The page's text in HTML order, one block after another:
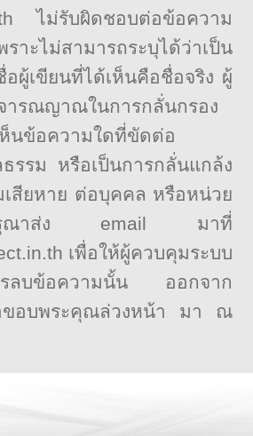
ไม่รับผิดชอบต่อข้อความ
ะไม่สามารถระบุได้ว่าเป็น
ผู้เขียนที่ได้เห็นคือชื่อจริง ผู้
ารณญาณในการกลั่นกรอง
นข้อความใดที่ขัดต่อ
รรม หรือเป็นการกลั่นแกล้ง
เสียหาย ต่อบุคคล หรือหน่วย
ณาส่ง email มาที่
เพื่อให้ผู้ควบคุมระบบ
รลบข้อความนั้น ออกจาก
ขอบพระคุณล่วงหน้า มา ณ